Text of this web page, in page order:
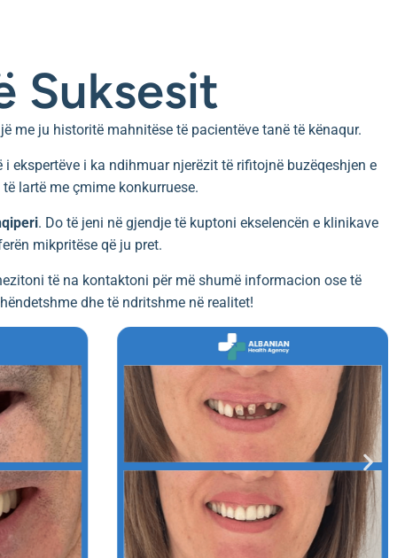
Suksesit
me ju historitë mahnitëse të pacientëve tanë të kënaqur.
ekspertëve i ka ndihmuar njerëzit të rifitojnë buzëqeshjen e
lartë me çmime konkurruese.
. Do të jeni në gjendje të kuptoni ekselencën e klinikave
mikpritëse që ju pret.
të na kontaktoni për më shumë informacion ose të
dhe të ndritshme në realitet!